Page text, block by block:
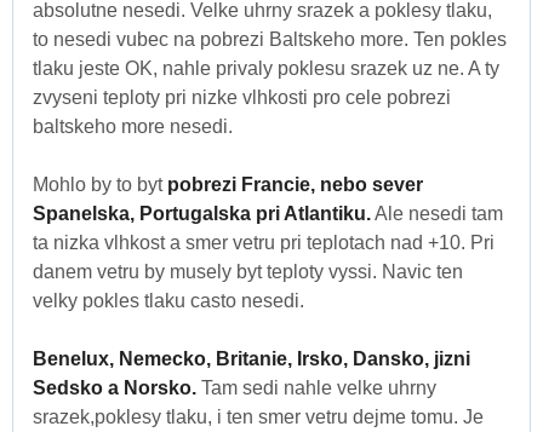
absolutne nesedi. Velke uhrny srazek a poklesy tlaku,
to nesedi vubec na pobrezi Baltskeho more. Ten pokles
tlaku jeste OK, nahle privaly poklesu srazek uz ne. A ty
zvyseni teploty pri nizke vlhkosti pro cele pobrezi
baltskeho more nesedi.
Mohlo by to byt pobrezi Francie, nebo sever
Spanelska, Portugalska pri Atlantiku.Ale nesedi tam
ta nizka vlhkost a smer vetru pri teplotach nad +10. Pri
danem vetru by musely byt teploty vyssi. Navic ten
velky pokles tlaku casto nesedi.
Benelux, Nemecko, Britanie, Irsko, Dansko, jizni
Sedsko a Norsko. Tam sedi nahle velke uhrny
srazek,poklesy tlaku, i ten smer vetru dejme tomu. Je